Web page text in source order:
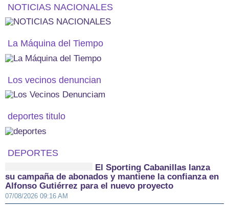
NOTICIAS NACIONALES
La Máquina del Tiempo
Los vecinos denuncian
deportes titulo
DEPORTES
El Sporting Cabanillas lanza
su campaña de abonados y mantiene la confianza en
Alfonso Gutiérrez para el nuevo proyecto
07/08/2026 09:16 AM